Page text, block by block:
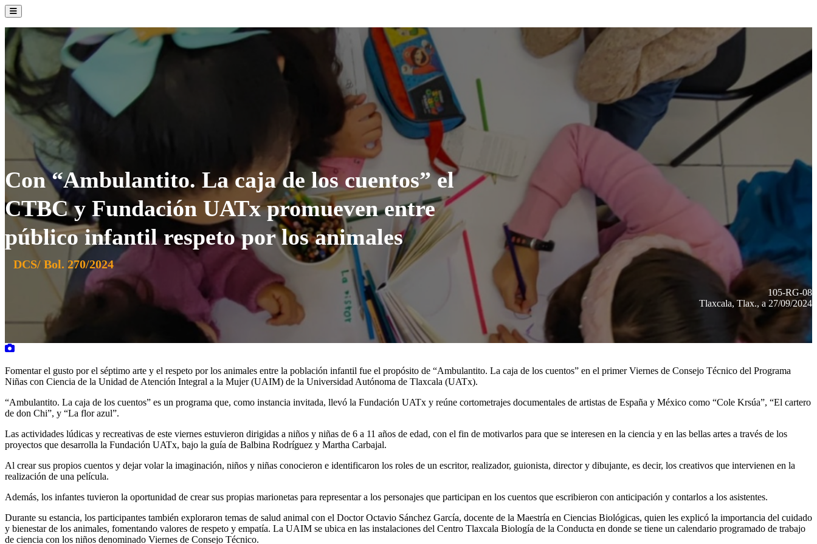
La Institución
Admisión
Oferta Académica
Servicios
Comunidad UATx
Con “Ambulantito. La caja de los cuentos” el
CTBC y Fundación UATx promueven entre
público infantil respeto por los animales
DCS/ Bol. 270/2024
105-RG-08
Tlaxcala, Tlax., a 27/09/2024
Fomentar el gusto por el séptimo arte y el respeto por los animales entre la población infantil fue el propósito de “Ambulantito. La caja de los cuentos” en el primer Viernes de Consejo Técnico del Programa
Niñas con Ciencia de la Unidad de Atención Integral a la Mujer (UAIM) de la Universidad Autónoma de Tlaxcala (UATx).
“Ambulantito. La caja de los cuentos” es un programa que, como instancia invitada, llevó la Fundación UATx y reúne cortometrajes documentales de artistas de España y México como “Cole Krsúa”, “El cartero
de don Chi”, y “La flor azul”.
Las actividades lúdicas y recreativas de este viernes estuvieron dirigidas a niños y niñas de 6 a 11 años de edad, con el fin de motivarlos para que se interesen en la ciencia y en las bellas artes a través de los
proyectos que desarrolla la Fundación UATx, bajo la guía de Balbina Rodríguez y Martha Carbajal.
Al crear sus propios cuentos y dejar volar la imaginación, niños y niñas conocieron e identificaron los roles de un escritor, realizador, guionista, director y dibujante, es decir, los creativos que intervienen en la
realización de una película.
Además, los infantes tuvieron la oportunidad de crear sus propias marionetas para representar a los personajes que participan en los cuentos que escribieron con anticipación y contarlos a los asistentes.
Durante su estancia, los participantes también exploraron temas de salud animal con el Doctor Octavio Sánchez García, docente de la Maestría en Ciencias Biológicas, quien les explicó la importancia del cuidado
y bienestar de los animales, fomentando valores de respeto y empatía. La UAIM se ubica en las instalaciones del Centro Tlaxcala Biología de la Conducta en donde se tiene un calendario programado de trabajo
de ciencia con los niños denominado Viernes de Consejo Técnico.